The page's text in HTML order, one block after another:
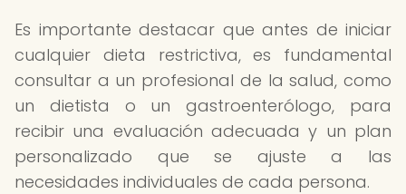
Es importante destacar que antes de iniciar
cualquier dieta restrictiva, es fundamental
consultar a un profesional de la salud, como
un dietista o un gastroenterólogo, para
recibir una evaluación adecuada y un plan
personalizado que se ajuste a las
necesidades individuales de cada persona.